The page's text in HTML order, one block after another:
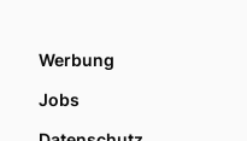
Werbung
Jobs